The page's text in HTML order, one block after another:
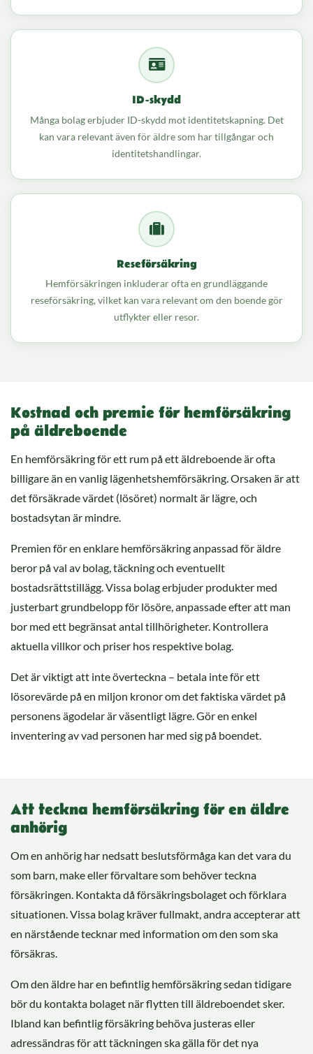
ID-skydd
Många bolag erbjuder ID-skydd mot identitetskapning. Det
kan vara relevant även för äldre som har tillgångar och
identitetshandlingar.
Reseförsäkring
Hemförsäkringen inkluderar ofta en grundläggande
reseförsäkring, vilket kan vara relevant om den boende gör
utflykter eller resor.
Kostnad och premie för hemförsäkring
på äldreboende
En hemförsäkring för ett rum på ett äldreboende är ofta
billigare än en vanlig lägenhetshemförsäkring. Orsaken är att
det försäkrade värdet (lösöret) normalt är lägre, och
bostadsytan är mindre.
Premien för en enklare hemförsäkring anpassad för äldre
beror på val av bolag, täckning och eventuellt
bostadsrättstillägg. Vissa bolag erbjuder produkter med
justerbart grundbelopp för lösöre, anpassade efter att man
bor med ett begränsat antal tillhörigheter. Kontrollera
aktuella villkor och priser hos respektive bolag.
Det är viktigt att inte överteckna – betala inte för ett
lösorevärde på en miljon kronor om det faktiska värdet på
personens ägodelar är väsentligt lägre. Gör en enkel
inventering av vad personen har med sig på boendet.
Att teckna hemförsäkring för en äldre
anhörig
Om en anhörig har nedsatt beslutsförmåga kan det vara du
som barn, make eller förvaltare som behöver teckna
försäkringen. Kontakta då försäkringsbolaget och förklara
situationen. Vissa bolag kräver fullmakt, andra accepterar att
en närstående tecknar med information om den som ska
försäkras.
Om den äldre har en befintlig hemförsäkring sedan tidigare
bör du kontakta bolaget när flytten till äldreboendet sker.
Ibland kan befintlig försäkring behöva justeras eller
adressändras för att täckningen ska gälla för det nya